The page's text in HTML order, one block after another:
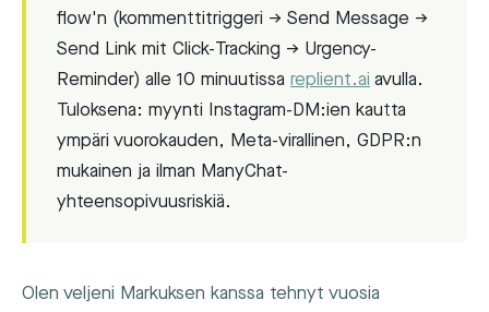
flow'n (kommenttitriggeri → Send Message →
Send Link mit Click-Tracking → Urgency-
Reminder) alle 10 minuutissa replient.ai avulla.
Tuloksena: myynti Instagram-DM:ien kautta
ympäri vuorokauden, Meta-virallinen, GDPR:n
mukainen ja ilman ManyChat-
yhteensopivuusriskiä.
Olen veljeni Markuksen kanssa tehnyt vuosia